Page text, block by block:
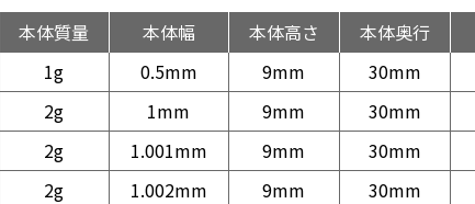
本体質量 本体幅 本体高さ 本体奥行
1g 0.5mm 9mm 30mm
2g 1mm 9mm 30mm
2g 1.001mm 9mm 30mm
2g 1.002mm 9mm 30mm